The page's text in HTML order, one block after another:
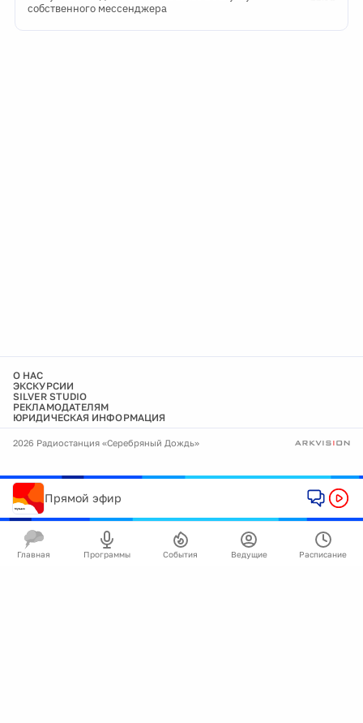
собственного мессенджера
О НАС
ЭКСКУРСИИ
SILVER STUDIO
РЕКЛАМОДАТЕЛЯМ
ЮРИДИЧЕСКАЯ ИНФОРМАЦИЯ
2026 Радиостанция «Серебряный Дождь»
Прямой эфир
Главная Программы События Ведущие Расписание